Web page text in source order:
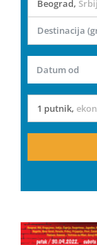
Beograd,
Destinacija
Datum od
1 putnik,